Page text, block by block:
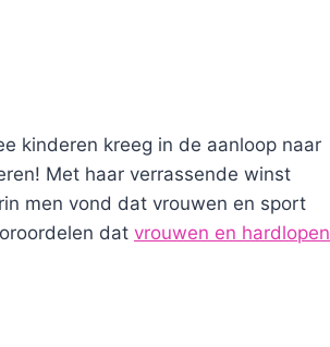
kinderen kreeg in de aanloop naar
Met haar verrassende winst
men vond dat vrouwen en sport
dat vrouwen en hardlopen